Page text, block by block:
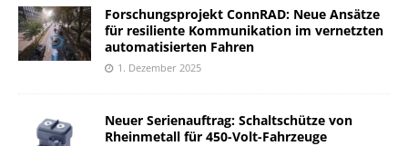
Forschungsprojekt ConnRAD: Neue Ansätze
für resiliente Kommunikation im vernetzten
automatisierten Fahren
1. Dezember 2025
Neuer Serienauftrag: Schaltschütze von
Rheinmetall für 450-Volt-Fahrzeuge